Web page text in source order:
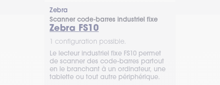
Zebra
Scanner code-barres industriel fixe
Zebra FS10
1 configuration possible.
Le lecteur industriel fixe FS10 permet
de scanner des code-barres partout
en le branchant à un ordinateur, une
tablette ou tout autre périphérique.